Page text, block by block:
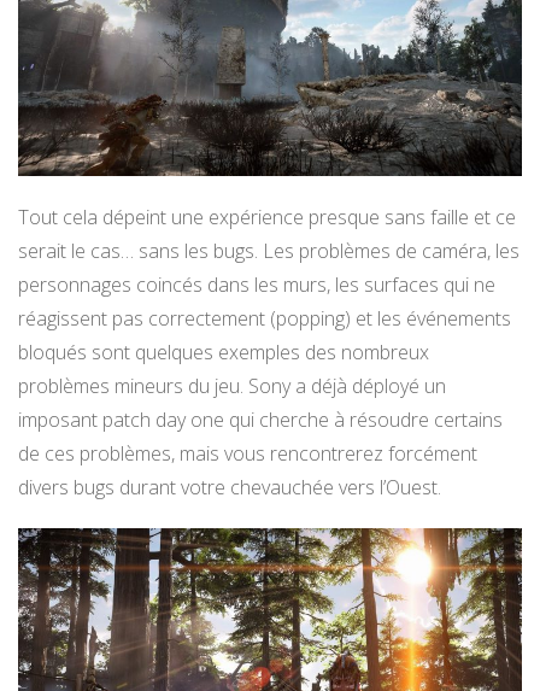
Tout cela dépeint une expérience presque sans faille et ce
serait le cas… sans les bugs. Les problèmes de caméra, les
personnages coincés dans les murs, les surfaces qui ne
réagissent pas correctement (popping) et les événements
bloqués sont quelques exemples des nombreux
problèmes mineurs du jeu. Sony a déjà déployé un
imposant patch day one qui cherche à résoudre certains
de ces problèmes, mais vous rencontrerez forcément
divers bugs durant votre chevauchée vers l’Ouest.